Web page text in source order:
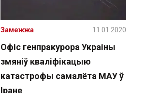
Офіс генпракурора Украіны
змяніў кваліфікацыю
катастрофы самалёта МАУ ў
Іране
Замежжа 11.01.2020